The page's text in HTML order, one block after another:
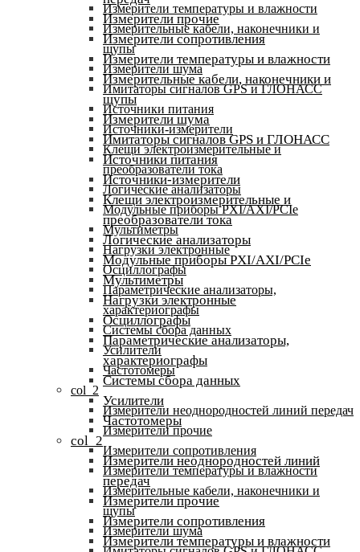
Измерители температуры и влажности
Измерительные кабели, наконечники и
щупы
Измерители шума
Имитаторы сигналов GPS и ГЛОНАСС
Источники питания
Источники-измерители
Клещи электроизмерительные и
преобразователи тока
Логические анализаторы
Модульные приборы PXI/AXI/PCIe
Мультиметры
Нагрузки электронные
Осциллографы
Параметрические анализаторы,
характериографы
Системы сбора данных
Усилители
Частотомеры
col_2
Измерители неоднородностей линий передач
Измерители прочие
Измерители сопротивления
Измерители температуры и влажности
Измерительные кабели, наконечники и
щупы
Измерители шума
Измерители прочие
Измерители сопротивления
Измерители температуры и влажности
Измерительные кабели, наконечники и
щупы
Измерители шума
Имитаторы сигналов GPS и ГЛОНАСС
Источники питания
Источники-измерители
Клещи электроизмерительные и
преобразователи тока
Логические анализаторы
Модульные приборы PXI/AXI/PCIe
Мультиметры
Нагрузки электронные
Осциллографы
Параметрические анализаторы,
характериографы
Системы сбора данных
Усилители
Частотомеры
col_2
Измерители неоднородностей линий
передач
Измерители прочие
Измерители сопротивления
Измерители температуры и влажности